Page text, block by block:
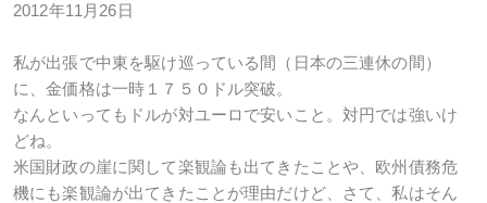
2012年11月26日
私が出張で中東を駆け巡っている間（日本の三連休の間）
に、金価格は一時１７５０ドル突破。
なんといってもドルが対ユーロで安いこと。対円では強いけ
どね。
米国財政の崖に関して楽観論も出てきたことや、欧州債務危
機にも楽観論が出てきたことが理由だけど、さて、私はそん